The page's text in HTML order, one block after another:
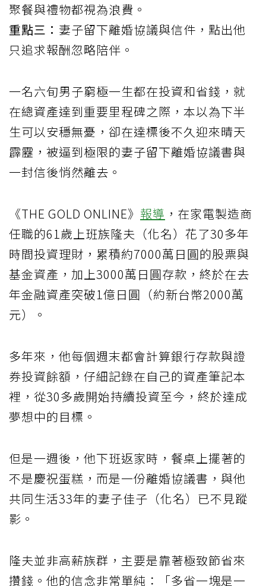
聚餐與禮物都視為浪費。
重點三： 妻子留下離婚協議與信件，點出他
只追求報酬忽略陪伴。
一名六旬男子窮極一生都在投資和省錢，就
在總資產達到重要里程碑之際，本以為下半
生可以安穩無憂，卻在達標後不久迎來晴天
霹靂，被逼到極限的妻子留下離婚協議書與
一封信後悄然離去。
《THE GOLD ONLINE》 報導 ，在家電製造商
任職的61歲上班族隆夫（化名）花了30多年
時間投資理財，累積約7000萬日圓的股票與
基金資產，加上3000萬日圓存款，終於在去
年金融資產突破1億日圓（約新台幣2000萬
元）。
多年來，他每個週末都會計算銀行存款與證
券投資餘額，仔細記錄在自己的資產筆記本
裡，從30多歲開始持續投資至今，終於達成
夢想中的目標。
但是一週後，他下班返家時，餐桌上擺著的
不是慶祝蛋糕，而是一份離婚協議書，與他
共同生活33年的妻子佳子（化名）已不見蹤
影。
隆夫並非高薪族群，主要是靠著極致節省來
攢錢。他的信念非常單純：「多省一塊是一